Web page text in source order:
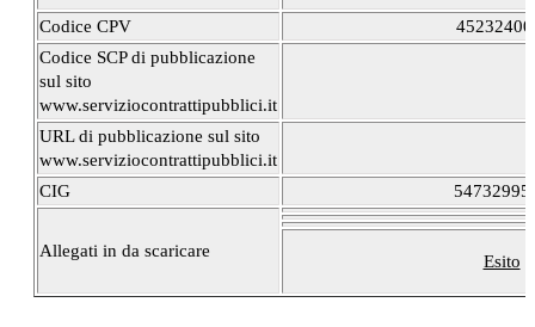
Codice CPV
Codice SCP di pubblicazione
sul sito
www.serviziocontrattipubblici.it
URL di pubblicazione sul sito
www.serviziocontrattipubblici.it
CIG
Allegati in da scaricare
Esito